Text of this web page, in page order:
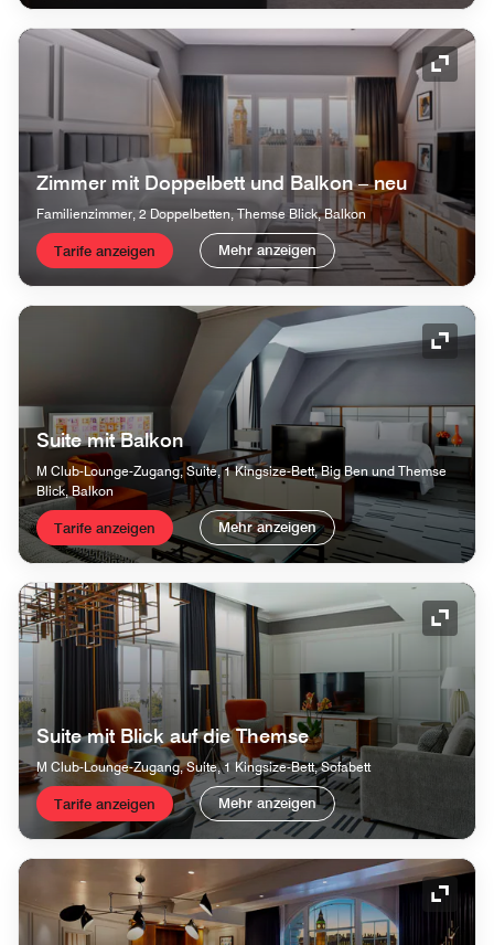
Zimmer mit Doppelbett und Balkon – neu
Familienzimmer, 2 Doppelbetten, Themse Blick, Balkon
Tarife anzeigen Mehr anzeigen
Suite mit Balkon
M Club-Lounge-Zugang, Suite, 1 Kingsize-Bett, Big Ben und Themse
Blick, Balkon
Tarife anzeigen Mehr anzeigen
Suite mit Blick auf die Themse
M Club-Lounge-Zugang, Suite, 1 Kingsize-Bett, Sofabett
Tarife anzeigen Mehr anzeigen